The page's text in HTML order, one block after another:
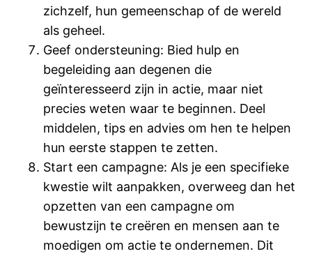
zichzelf, hun gemeenschap of de wereld
als geheel.
Geef ondersteuning: Bied hulp en
begeleiding aan degenen die
geïnteresseerd zijn in actie, maar niet
precies weten waar te beginnen. Deel
middelen, tips en advies om hen te helpen
hun eerste stappen te zetten.
Start een campagne: Als je een specifieke
kwestie wilt aanpakken, overweeg dan het
opzetten van een campagne om
bewustzijn te creëren en mensen aan te
moedigen om actie te ondernemen. Dit